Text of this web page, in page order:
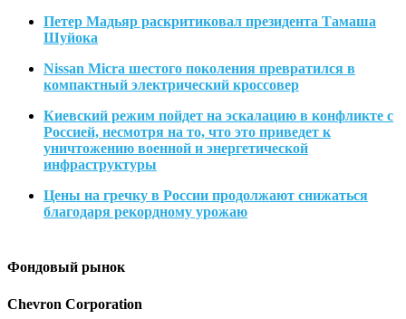
Петер Мадьяр раскритиковал президента Тамаша
Шуйока
Nissan Micra шестого поколения превратился в
компактный электрический кроссовер
Киевский режим пойдет на эскалацию в конфликте с
Россией, несмотря на то, что это приведет к
уничтожению военной и энергетической
инфраструктуры
Цены на гречку в России продолжают снижаться
благодаря рекордному урожаю
Фондовый рынок
Chevron Corporation